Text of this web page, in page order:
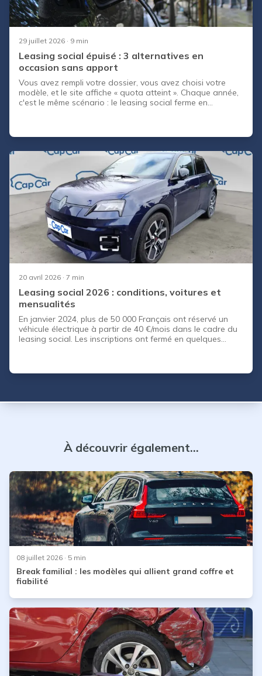
29 juillet 2026 · 9 min
Leasing social épuisé : 3 alternatives en
occasion sans apport
Vous avez rempli votre dossier, vous avez choisi votre
modèle, et le site affiche « quota atteint ». Chaque année,
c'est le même scénario : le leasing social ferme en
20 avril 2026 · 7 min
Leasing social 2026 : conditions, voitures et
mensualités
En janvier 2024, plus de 50 000 Français ont réservé un
véhicule électrique à partir de 40 €/mois dans le cadre du
leasing social. Les inscriptions ont fermé en quelques
À découvrir également...
08 juillet 2026 · 5 min
Break familial : les modèles qui allient grand coffre et
fiabilité